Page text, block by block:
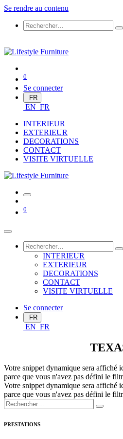
Se rendre au contenu
0
Se connecter
FR
EN FR
INTERIEUR
EXTERIEUR
DECORATIONS
CONTACT
VISITE VIRTUELLE
0
INTERIEUR
EXTERIEUR
DECORATIONS
CONTACT
VISITE VIRTUELLE
Se connecter
FR
EN FR
Votre snippet dynamique sera affiché
parce que vous n'avez pas défini le
Votre snippet dynamique sera affiché
parce que vous n'avez pas défini le
PRESTATIONS